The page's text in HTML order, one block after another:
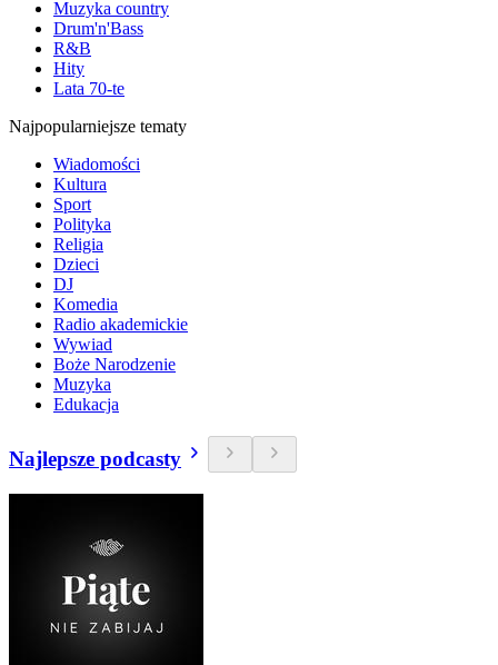
Muzyka country
Drum'n'Bass
R&B
Hity
Lata 70-te
Najpopularniejsze tematy
Wiadomości
Kultura
Sport
Polityka
Religia
Dzieci
DJ
Komedia
Radio akademickie
Wywiad
Boże Narodzenie
Muzyka
Edukacja
Najlepsze podcasty